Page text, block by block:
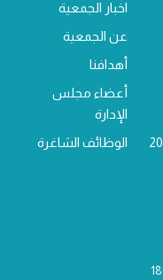
اخبار الجمعية
عن الجمعية
أهدافنا
أعضاء مجلس
الإدارة
الوظائف الشاغرة